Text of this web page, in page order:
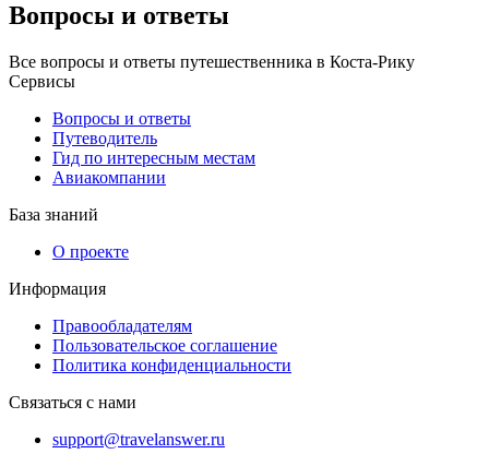
Вопросы и ответы
Все вопросы и ответы путешественника в Коста-Рику
Сервисы
Вопросы и ответы
Путеводитель
Гид по интересным местам
Авиакомпании
База знаний
О проекте
Информация
Правообладателям
Пользовательское соглашение
Политика конфиденциальности
Связаться с нами
support@travelanswer.ru